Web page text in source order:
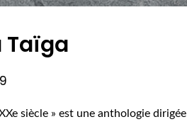
Taïga
siècle » est une anthologie dirigée